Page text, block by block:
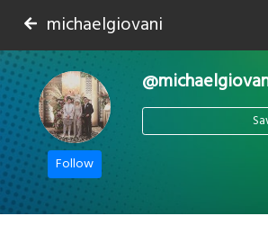
michaelgiovani
Follow